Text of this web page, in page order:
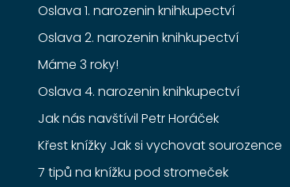
Oslava 1. narozenin knihkupectví
Oslava 2. narozenin knihkupectví
Máme 3 roky!
Oslava 4. narozenin knihkupectví
Jak nás navštívil Petr Horáček
Křest knížky Jak si vychovat sourozence
7 tipů na knížku pod stromeček